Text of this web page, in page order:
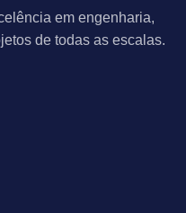
em engenharia,
de todas as escalas.